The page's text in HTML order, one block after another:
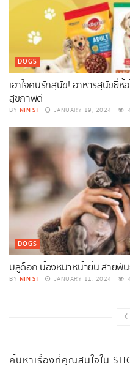
DOGS
เอาใจคนรักสุนัข! อาหารสุนัขยี่
สุขภาพดี
BY NIN ST JANUARY 19, 2024
DOGS
บลูด็อก น้องหมาหน้าย่น สายพัน
BY NIN ST JANUARY 11, 2024
ค้นหาเรื่องที่คุณสนใจใน